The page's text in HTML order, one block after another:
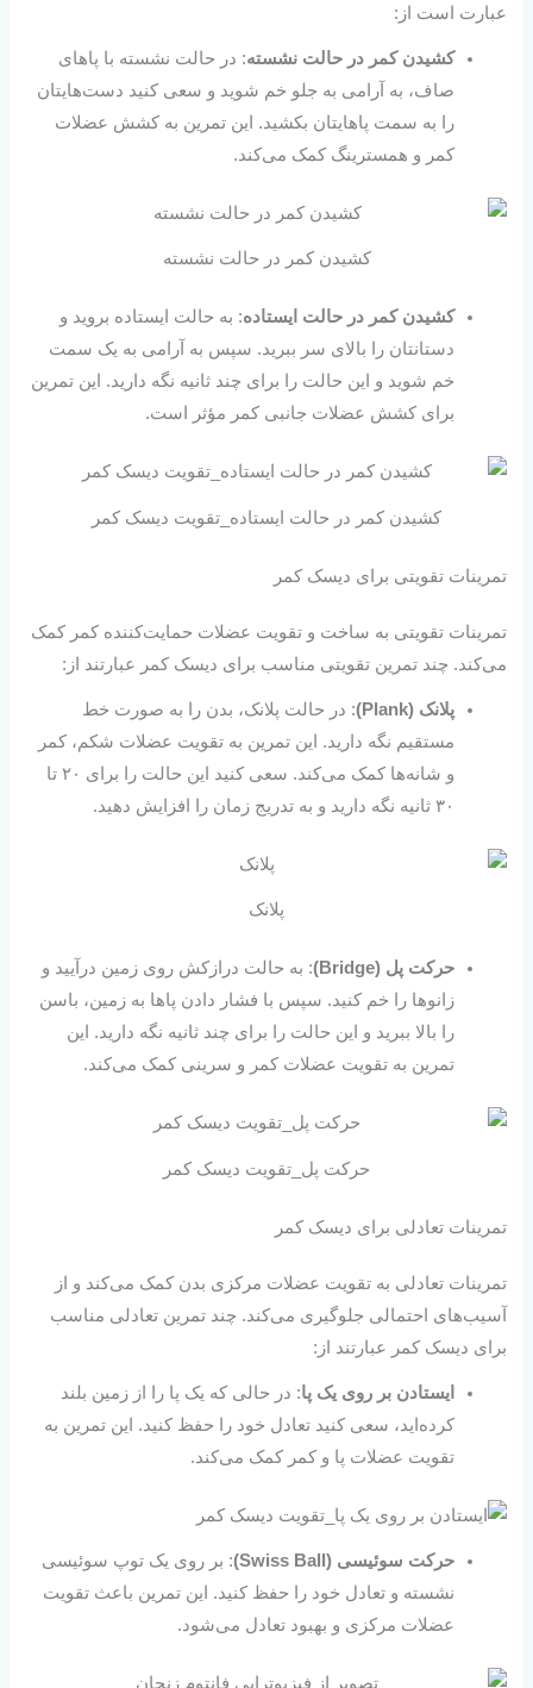
عبارت است از:
کشیدن کمر در حالت نشسته: در حالت نشسته با پاهای
صاف، به آرامی به جلو خم شوید و سعی کنید دست‌هایتان
را به سمت پاهایتان بکشید. این تمرین به کشش عضلات
کمر و همسترینگ کمک می‌کند.
کشیدن کمر در حالت نشسته
کشیدن کمر در حالت ایستاده: به حالت ایستاده بروید و
دستانتان را بالای سر ببرید. سپس به آرامی به یک سمت
خم شوید و این حالت را برای چند ثانیه نگه دارید. این تمرین
برای کشش عضلات جانبی کمر مؤثر است.
کشیدن کمر در حالت ایستاده_تقویت دیسک کمر
تمرینات تقویتی برای دیسک کمر
تمرینات تقویتی به ساخت و تقویت عضلات حمایت‌کننده کمر کمک
می‌کند. چند تمرین تقویتی مناسب برای دیسک کمر عبارتند از:
پلانک (Plank)
: در حالت پلانک، بدن را به صورت خط
مستقیم نگه دارید. این تمرین به تقویت عضلات شکم، کمر
و شانه‌ها کمک می‌کند. سعی کنید این حالت را برای ۲۰ تا
۳۰ ثانیه نگه دارید و به تدریج زمان را افزایش دهید.
پلانک
حرکت پل (Bridge)
: به حالت درازکش روی زمین درآیید و
زانوها را خم کنید. سپس با فشار دادن پاها به زمین، باسن
را بالا ببرید و این حالت را برای چند ثانیه نگه دارید. این
تمرین به تقویت عضلات کمر و سرینی کمک می‌کند.
حرکت پل_تقویت دیسک کمر
تمرینات تعادلی برای دیسک کمر
تمرینات تعادلی به تقویت عضلات مرکزی بدن کمک می‌کند و از
آسیب‌های احتمالی جلوگیری می‌کند. چند تمرین تعادلی مناسب
برای دیسک کمر عبارتند از:
ایستادن بر روی یک پا: در حالی که یک پا را از زمین بلند
کرده‌اید، سعی کنید تعادل خود را حفظ کنید. این تمرین به
تقویت عضلات پا و کمر کمک می‌کند.
حرکت سوئیسی (Swiss Ball)
: بر روی یک توپ سوئیسی
نشسته و تعادل خود را حفظ کنید. این تمرین باعث تقویت
عضلات مرکزی و بهبود تعادل می‌شود.